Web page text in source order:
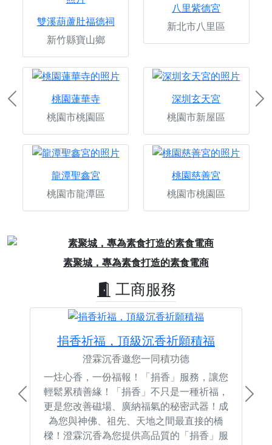
雙溪葫蘆肚福德祠
新竹縣寶山鄉
八里紫德宮
新北市八里區
桃園蓮華寺
桃園市桃園區
深圳玄天宮
桃園市新屋區
龍潭聖鑫宮
桃園市龍潭區
桃園慈善宮
桃園市桃園區
Previous
好廟拍攝，記錄活動的每一個感動時刻
Previous
工商服務
捐香祈福，頂級沉香祈願積福
澄霖沉香邀您一同積功德
一炷心香，一份福報！「捐香」服務，讓您
輕鬆累積善緣！「捐香」不只是一種祈福，
更是您改善磁場、廣納福氣的秘密武器！成
為您與神佛、祖先、天地之間最直接的橋
樑！澄霖沉香為您提供高品質的「捐香」服
Previous Next